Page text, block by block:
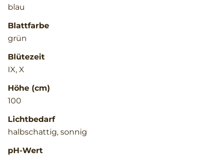
blau
Blattfarbe
grün
Blütezeit
IX, X
Höhe (cm)
100
Lichtbedarf
halbschattig, sonnig
pH-Wert